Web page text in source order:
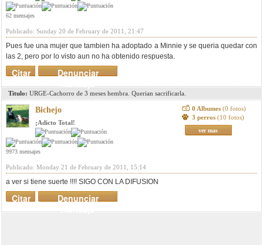
62 mensajes
Publicado: Sunday 20 de February de 2011, 21:47
Pues fue una mujer que tambien ha adoptado a Minnie y se queria quedar con
las 2, pero por lo visto aun no ha obtenido respuesta.
Denunciar
mensaje
Citar
Titulo: URGE-Cachorro de 3 meses hembra. Querian sacrificarla.
Bichejo
¡Adicto Total!
9973 mensajes
0 Albumes (0 fotos)
3 perros (10 fotos)
ver mas
Publicado: Monday 21 de February de 2011, 15:14
a ver si tiene suerte !!!! SIGO CON LA DIFUSION
Denunciar
mensaje
Citar